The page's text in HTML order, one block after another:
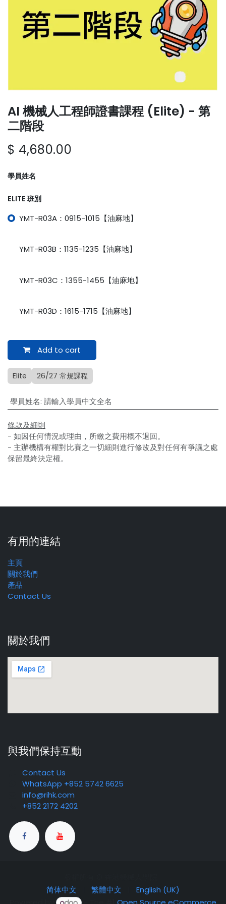
AI 機械人工程師證書課程 (Elite) - 第
二階段
$ 4,680.00
學員姓名
ELITE 班別
YMT-R03A：0915-1015【油麻地】
YMT-R03B：1135-1235【油麻地】
YMT-R03C：1355-1455【油麻地】
YMT-R03D：1615-1715【油麻地】
Add to cart
Elite 26/27 常規課程
學員姓名: 請輸入學員中文全名
條款及細則
- 如因任何情況或理由，所繳之費用概不退回。
- 主辦機構有權對比賽之一切細則進行修改及對任何有爭議之處
保留最終決定權。
有用的連結
主頁
關於我們
產品
Contact Us
關於我們
與我們保持互動
Contact Us
WhatsApp +852 5742 6625
info@rihk.com
+852 2172 4202
简体中文
繁體中文
English (UK)